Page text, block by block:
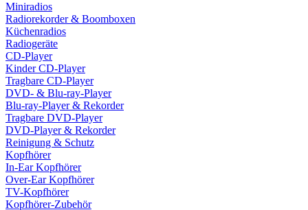
Miniradios
Radiorekorder & Boomboxen
Küchenradios
Radiogeräte
CD-Player
Kinder CD-Player
Tragbare CD-Player
DVD- & Blu-ray-Player
Blu-ray-Player & Rekorder
Tragbare DVD-Player
DVD-Player & Rekorder
Reinigung & Schutz
Kopfhörer
In-Ear Kopfhörer
Over-Ear Kopfhörer
TV-Kopfhörer
Kopfhörer-Zubehör